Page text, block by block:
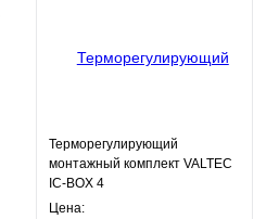
Терморегулирующий
монтажный комплект VALTEC
IC-BOX 4
Цена: